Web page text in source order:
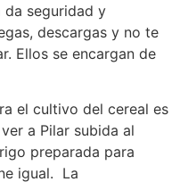
seguridad y
descargas y no te
Ellos se encargan de
el cultivo del cereal es
a Pilar subida al
preparada para
igual. La